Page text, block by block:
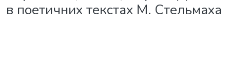
в поетичних текстах М. Стельмаха